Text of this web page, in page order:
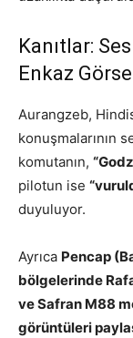
Kanıtlar:
Enkaz
Aurangzeb,
konuşmalarının
komutanın,
pilotun ise
duyuluyor.
Ayrıca Pencap
bölgelerinde
ve Safran M88
görüntüleri